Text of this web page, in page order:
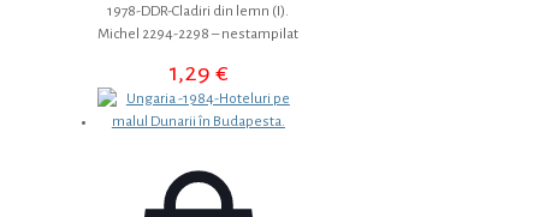
1978-DDR-Cladiri din lemn (I).
Michel 2294-2298 – nestampilat
1,29 €